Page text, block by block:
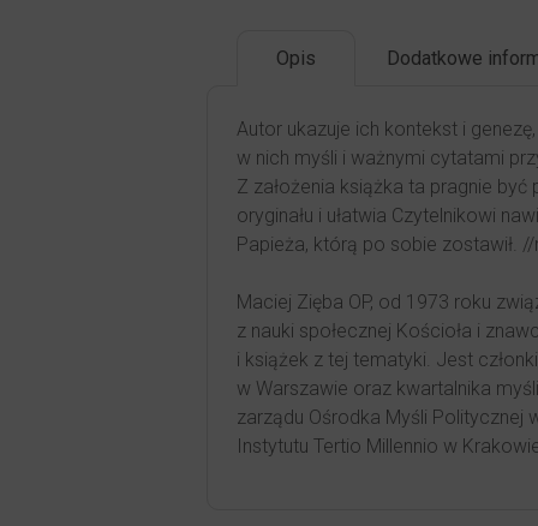
Opis Dodatkowe
Autor ukazuje ich kontekst i
w nich myśli i ważnymi cytatami
Z założenia książka ta pragnie
oryginału i ułatwia Czytelnikowi
Papieża, którą po sobie zostawił.
Maciej Zięba OP, od 1973 roku
z nauki społecznej Kościoła i
i książek z tej tematyki. Jest
w Warszawie oraz kwartalnika
zarządu Ośrodka Myśli Politycznej
Instytutu Tertio Millennio w